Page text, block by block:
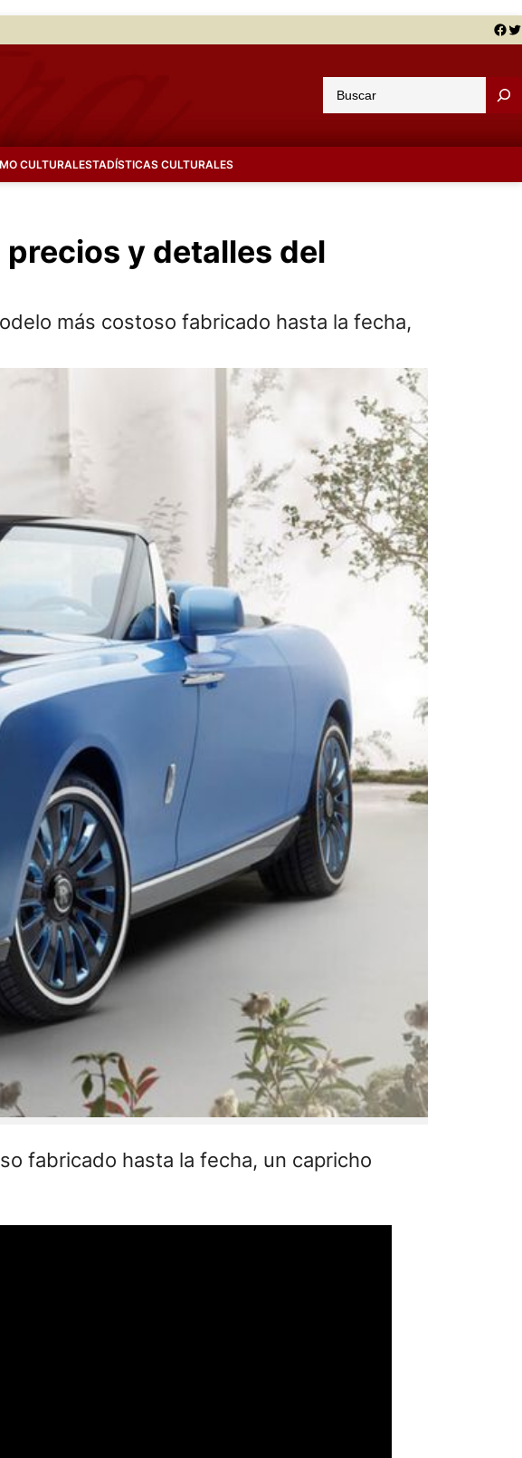
Facebook Twitter
u
a
CULTURALESTADÍSTICAS CULTURALES
precios y detalles del
más costoso fabricado hasta la fecha,
fabricado hasta la fecha, un capricho